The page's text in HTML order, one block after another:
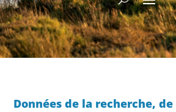
Données de la recherche,